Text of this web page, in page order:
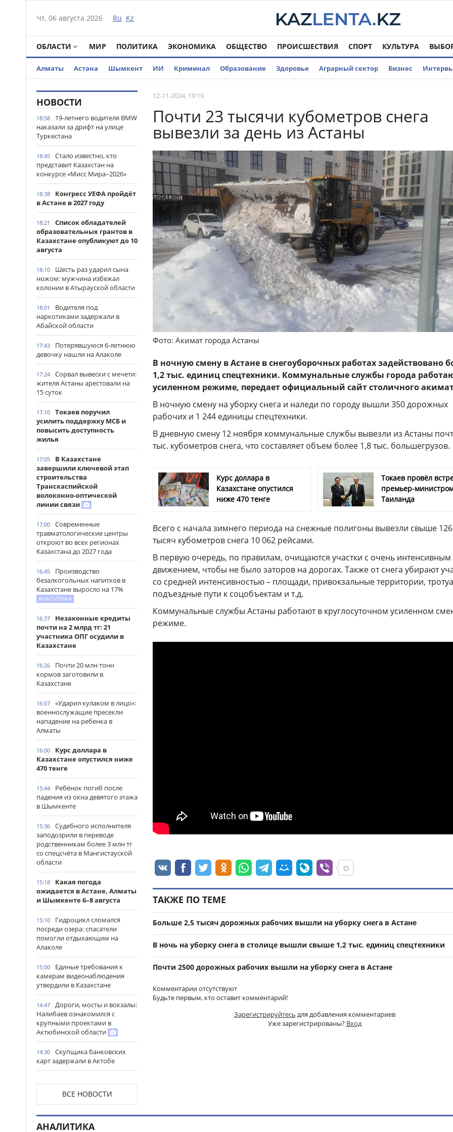
Чт, 06 августа 2026 Ru Kz
ОБЛАСТИ МИР ПОЛИТИКА ЭКОНОМИКА ОБЩЕСТВО ПРОИСШЕСТВИЯ СПОРТ КУЛЬТУРА
Алматы Астана Шымкент ИИ Криминал Образование Здоровье Аграрный сектор Бизнес
НОВОСТИ
18:58
19-летнего водителя BMW
наказали за дрифт на улице
Туркестана
18:45
Стало известно, кто
представит Казахстан на
конкурсе «Мисс Мира–2026»
18:38
Конгресс УЕФА пройдёт
в Астане в 2027 году
18:21
Список обладателей
образовательных грантов в
Казахстане опубликуют до 10
августа
18:10
Шесть раз ударил сына
ножом: мужчина избежал
колонии в Атырауской области
18:01
Водителя под
наркотиками задержали в
Абайской области
17:43
Потерявшуюся 6-летнюю
девочку нашли на Алаколе
17:24
Сорвал вывески с мечети:
жителя Астаны арестовали на
15 суток
17:10
Токаев поручил
усилить поддержку МСБ и
повысить доступность
жилья
17:05
В Казахстане
завершили ключевой этап
строительства
Транскаспийской
волоконно-оптической
линии связи
17:00
Современные
травматологические центры
откроют во всех регионах
Казахстана до 2027 года
16:45
Производство
безалкогольных напитков в
Казахстане выросло на 17%
АНАЛИТИКА
16:37
Незаконные кредиты
почти на 2 млрд тг: 21
участника ОПГ осудили в
Казахстане
16:26
Почти 20 млн тонн
кормов заготовили в
Казахстане
16:07
«Ударил кулаком в лицо»:
военнослужащие пресекли
нападение на ребенка в
Алматы
16:00
Курс доллара в
Казахстане опустился ниже
470 тенге
15:44
Ребёнок погиб после
падения из окна девятого этажа
в Шымкенте
15:36
Судебного исполнителя
заподозрили в переводе
родственникам более 3 млн тг
со спецсчёта в Мангистауской
области
15:18
Какая погода
ожидается в Астане, Алматы
и Шымкенте 6–8 августа
15:10
Гидроцикл сломался
посреди озера: спасатели
помогли отдыхающим на
Алаколе
15:00
Единые требования к
камерам видеонаблюдения
утвердили в Казахстане
14:47
Дороги, мосты и вокзалы:
Налибаев ознакомился с
крупными проектами в
Актюбинской области
14:30
Скупщика банковских
карт задержали в Актобе
масштабный республиканский
проект «Читающая нация»
14:14
Иностранных подростков
спасли в горах Алматинской
ВСЕ НОВОСТИ
12-11-2024, 19:19
Почти 23 тысячи кубометров снега
вывезли за день из Астаны
Фото: Акимат города Астаны
В ночную смену в Астане в снегоуборочных работах задействовано
1,2 тыс. единиц спецтехники. Коммунальные службы города
усиленном режиме, передает официальный сайт столичного
В ночную смену на уборку снега и наледи по городу вышли 350 дорожных
рабочих и 1 244 единицы спецтехники.
В дневную смену 12 ноября коммунальные службы вывезли из Астаны
тыс. кубометров снега, что составляет объем более 1,8 тыс. большегрузов.
Курс доллара в
Казахстане опустился
ниже 470 тенге
Токаев провёл
премьер-
Таиланда
Всего с начала зимнего периода на снежные полигоны вывезли свыше 126
тысяч кубометров снега 10 062 рейсами.
В первую очередь, по правилам, очищаются участки с очень интенсивным
движением, чтобы не было заторов на дорогах. Также от снега убирают
со средней интенсивностью – площади, привокзальные территории,
подъездные пути к соцобъектам и т.д.
Коммунальные службы Астаны работают в круглосуточном усиленном
режиме.
ТАКЖЕ ПО ТЕМЕ
Больше 2,5 тысяч дорожных рабочих вышли на уборку снега в Астане
В ночь на уборку снега в столице вышли свыше 1,2 тыс. единиц спецтехники
Почти 2500 дорожных рабочих вышли на уборку снега в Астане
Комментарии отсутствуют
Будьте первым, кто оставит комментарий!
Зарегистрируйтесь для добавления комментариев
Уже зарегистрированы? Вход
АНАЛИТИКА